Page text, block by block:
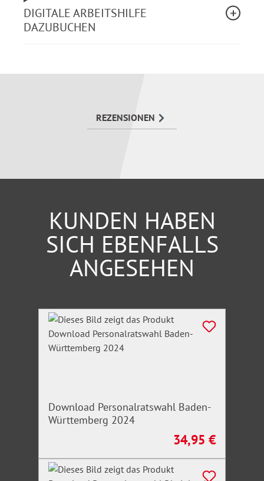
Besonders hilfreich sind die zahlreichen
Rundschreiben; sie präzisieren die
Verwaltungsvorschriften, Bestimmungen und
und gezielt geklärt werden können.
DIGITALE ARBEITSHILFE
DAZUBUCHEN
REZENSIONEN
KUNDEN HABEN
SICH EBENFALLS
ANGESEHEN
Produktgalerie überspringen
Download Personalratswahl Baden-
Württemberg 2024
Regulärer Preis:
34,95 €